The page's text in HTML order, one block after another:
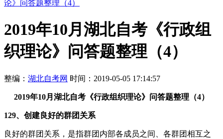
论》问答题整理（4）
2019年10月湖北自考《行政组
织理论》问答题整理（4）
整编： 湖北自考网 时间：2019-05-05 17:14:57
2019年10月湖北自考《行政组织理论》问答题整理（4）
129、创建良好的群团关系
良好的群团关系，是指群团内部各成员之间、各群团相互之